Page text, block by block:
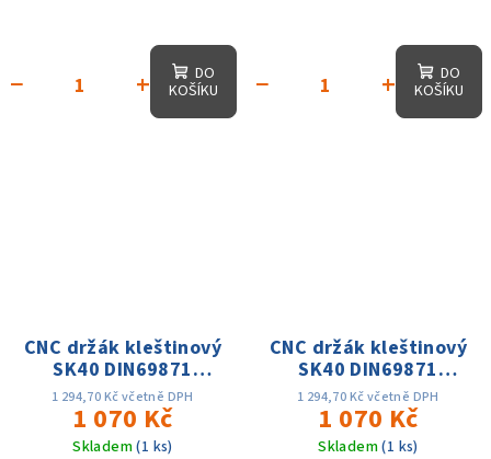
+
−
DO
KOŠÍKU
+
−
DO
KOŠÍKU
CNC držák kleštinový
SK40 DIN69871
ER16x160,D-32mm,
AD, 25 tis. otáček,
přes. 0.003
1 294,70 Kč včetně DPH
1 070 Kč
Skladem(1 ks)
CNC držák kleštinový
SK40 DIN69871
ER20x160, D-35mm,
AD, 25 tis. otáček,
přes. 0.003
1 294,70 Kč včetně DPH
1 070 Kč
Skladem(1 ks)